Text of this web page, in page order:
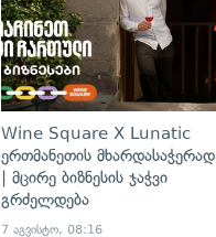
Wine Square X Lunatic
ერთმანეთის მხარდასაჭერად
| მცირე ბიზნესის ჯაჭვი
გრძელდება
7 აგვისტო, 08:16